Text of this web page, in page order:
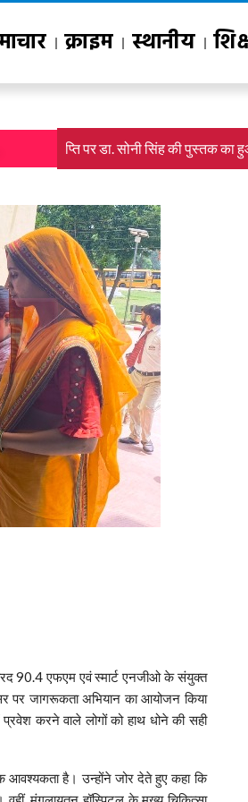
क्राइम स्थानीय
की प्राप्ति पर डा. सोनी सिंह की पुस्तक का हुआ
90.4 एफएम एवं स्मार्ट एनजीओ के संयुक्त
पर जागरूकता अभियान का आयोजन किया
करने वाले लोगों को हाथ धोने की सही
आवश्यकता है। उन्होंने जोर देते हुए कहा कि